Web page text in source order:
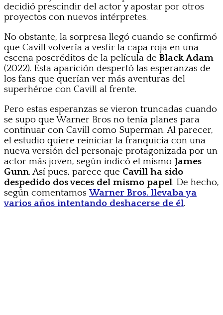
decidió prescindir del actor y apostar por otros
proyectos con nuevos intérpretes.
No obstante, la sorpresa llegó cuando se confirmó
que Cavill volvería a vestir la capa roja en una
escena poscréditos de la película de Black Adam
(2022). Esta aparición despertó las esperanzas de
los fans que querían ver más aventuras del
superhéroe con Cavill al frente.
Pero estas esperanzas se vieron truncadas cuando
se supo que Warner Bros no tenía planes para
continuar con Cavill como Superman. Al parecer,
el estudio quiere reiniciar la franquicia con una
nueva versión del personaje protagonizada por un
actor más joven, según indicó el mismo James
Gunn. Así pues, parece que Cavill ha sido
despedido dos veces del mismo papel. De hecho,
según comentamosWarner Bros. llevaba ya
varios años intentando deshacerse de él.